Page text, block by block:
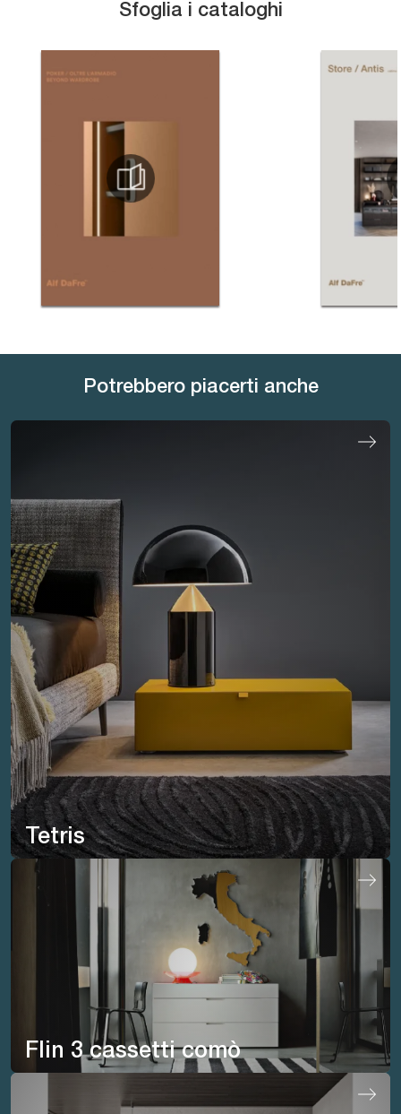
Sfoglia i cataloghi
Potrebbero piacerti anche
Tetris
Flin 3 cassetti comò